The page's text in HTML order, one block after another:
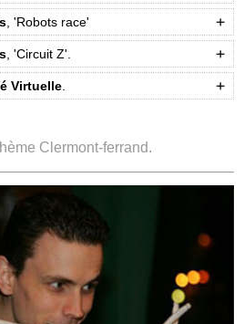
, 'Robots race'
, 'Circuit Z'.
Virtuelle.
Clermont-ferrand.